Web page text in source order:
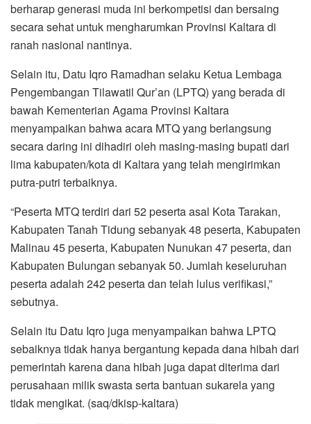
berharap generasi muda ini berkompetisi dan bersaing
secara sehat untuk mengharumkan Provinsi Kaltara di
ranah nasional nantinya.
Selain itu, Datu Iqro Ramadhan selaku Ketua Lembaga
Pengembangan Tilawatil Qur’an (LPTQ) yang berada di
bawah Kementerian Agama Provinsi Kaltara
menyampaikan bahwa acara MTQ yang berlangsung
secara daring ini dihadiri oleh masing-masing bupati dari
lima kabupaten/kota di Kaltara yang telah mengirimkan
putra-putri terbaiknya.
“Peserta MTQ terdiri dari 52 peserta asal Kota Tarakan,
Kabupaten Tanah Tidung sebanyak 48 peserta, Kabupaten
Malinau 45 peserta, Kabupaten Nunukan 47 peserta, dan
Kabupaten Bulungan sebanyak 50. Jumlah keseluruhan
peserta adalah 242 peserta dan telah lulus verifikasi,”
sebutnya.
Selain itu Datu Iqro juga menyampaikan bahwa LPTQ
sebaiknya tidak hanya bergantung kepada dana hibah dari
pemerintah karena dana hibah juga dapat diterima dari
perusahaan milik swasta serta bantuan sukarela yang
tidak mengikat. (saq/dkisp-kaltara)